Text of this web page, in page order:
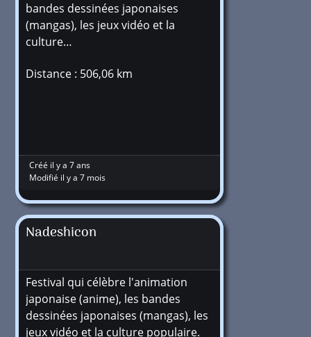
bandes dessinées japonaises
(mangas), les jeux vidéo et la
culture…
Distance : 506,06 km
Créé il y a 7 ans
Modifié il y a 7 mois
Nadeshicon
Festival qui célèbre l'animation
japonaise (anime), les bandes
dessinées japonaises (mangas), les
jeux vidéo et la culture populaire.